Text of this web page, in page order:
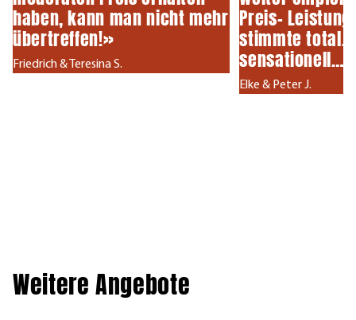
haben, kann man nicht mehr
übertreffen!»
Friedrich & Teresina S.
Preis-
stimmte
sensationell…
Elke & Peter J.
Weitere Angebote